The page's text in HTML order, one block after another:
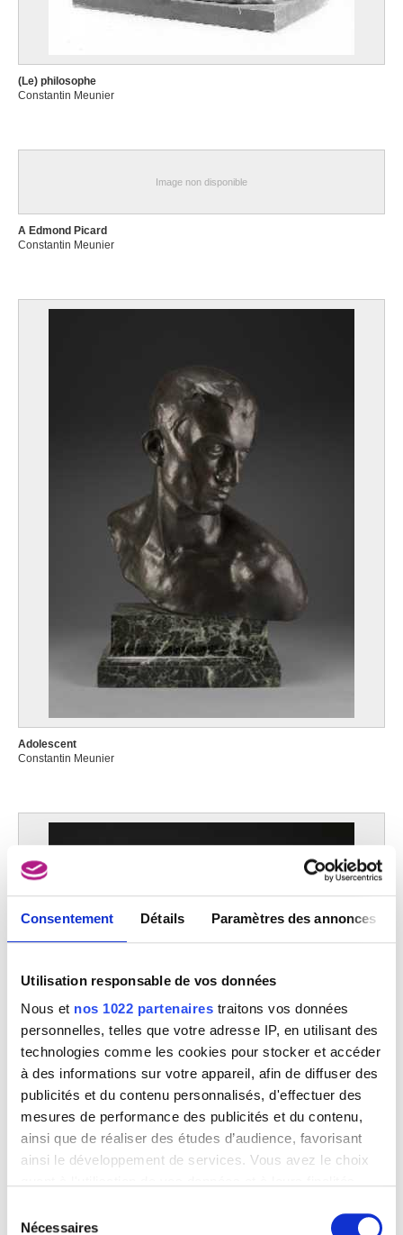
Consentement Détails Paramètres des annonces
Utilisation responsable de vos données
Nous et nos 1022 partenaires traitons vos données
personnelles, telles que votre adresse IP, en utilisant des
technologies comme les cookies pour stocker et accéder
à des informations sur votre appareil, afin de diffuser des
publicités et du contenu personnalisés, d'effectuer des
mesures de performance des publicités et du contenu,
ainsi que de réaliser des études d’audience, favorisant
ainsi le développement de services. Vous avez le choix
tout moment en consultant la Déclaration relative aux
Nécessaires
(Le) philosophe
Constantin Meunier
Image non disponible
A Edmond Picard
Constantin Meunier
Adolescent
Constantin Meunier